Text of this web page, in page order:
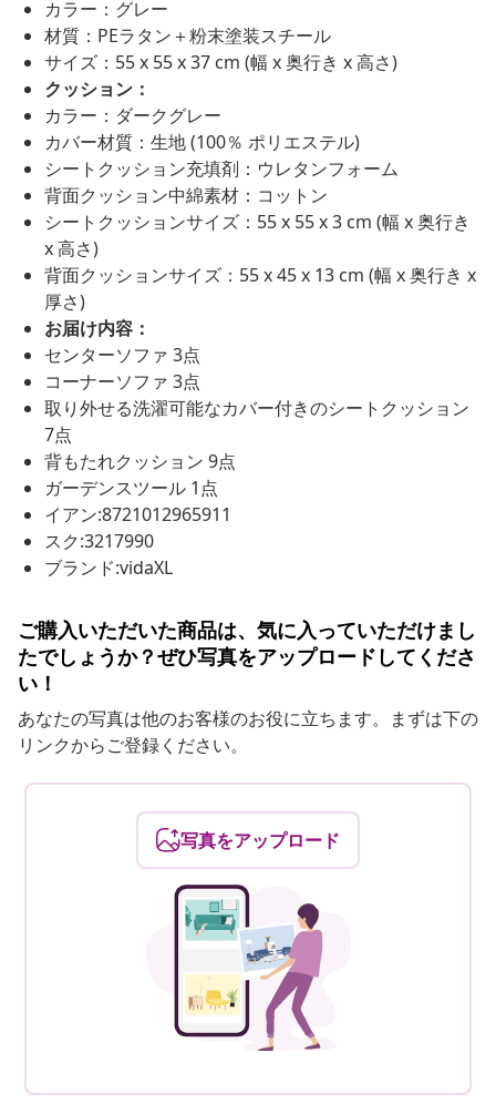
カラー：グレー
材質：PEラタン＋粉末塗装スチール
サイズ：55 x 55 x 37 cm (幅 x 奥行き x 高さ)
クッション：
カラー：ダークグレー
カバー材質：生地 (100％ ポリエステル)
シートクッション充填剤：ウレタンフォーム
背面クッション中綿素材：コットン
シートクッションサイズ：55 x 55 x 3 cm (幅 x 奥行き
x 高さ)
背面クッションサイズ：55 x 45 x 13 cm (幅 x 奥行き x
厚さ)
お届け内容：
センターソファ 3点
コーナーソファ 3点
取り外せる洗濯可能なカバー付きのシートクッション
7点
背もたれクッション 9点
ガーデンスツール 1点
イアン:8721012965911
スク:3217990
ブランド:vidaXL
ご購入いただいた商品は、気に入っていただけまし
たでしょうか？ぜひ写真をアップロードしてくださ
い！
あなたの写真は他のお客様のお役に立ちます。まずは下の
リンクからご登録ください。
写真をアップロード